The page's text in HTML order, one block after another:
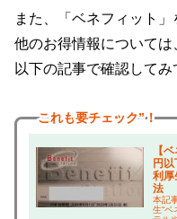
また、「ベネフィット
他のお得情報については
以下の記事で確認してみ
これも要チェック”！
【
円
利厚
法
本記
生“ベ